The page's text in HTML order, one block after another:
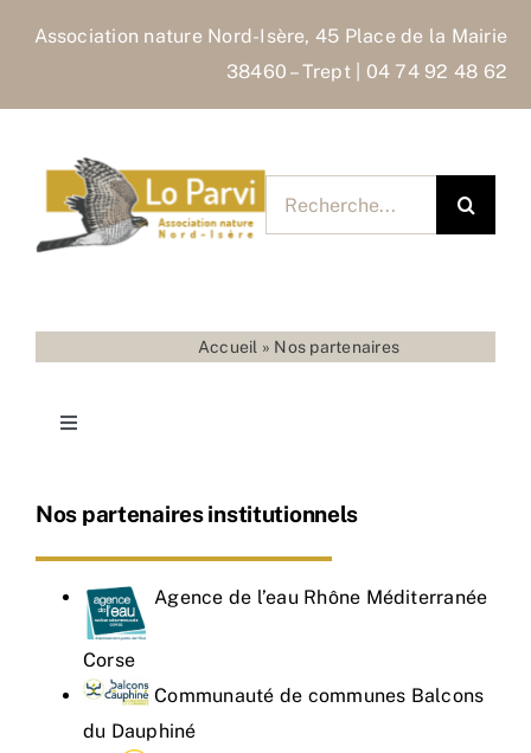
Association nature Nord-Isère, 45 Place de la Mairie
38460 – Trept | 04 74 92 48 62
Accueil » Nos partenaires
Toggle
L’association
Nous rejoindre
Connaître & Protéger
Nos partenaires institutionnels
Agence de l’eau Rhône Méditerranée
Corse
Communauté de communes Balcons
du Dauphiné